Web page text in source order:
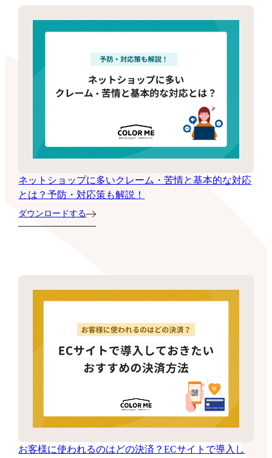
ネットショップに多いクレーム・苦情と基本的な対応
とは？予防・対応策も解説！
ダウンロードする
お客様に使われるのはどの決済？ECサイトで導入し